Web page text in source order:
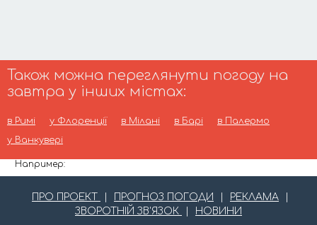
Також можна переглянути погоду на
завтра у інших містах:
в Римі у Флоренції в Мілані в Барі
в Палермо
у Ванкувері
Например:
ПРО ПРОЕКТ ПРОГНОЗ ПОГОДИ РЕКЛАМА
ЗВОРОТНІЙ ЗВ'ЯЗОК
НОВИНИ